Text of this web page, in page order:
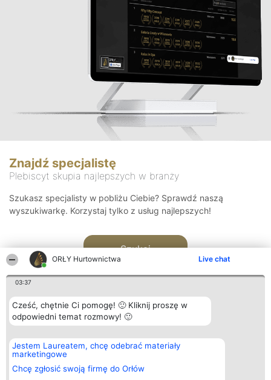
ORŁY Hurtownictwa Live chat
03:37
Cześć, chętnie Ci pomogę! 🙂 Kliknij proszę w
odpowiedni temat rozmowy! 🙂
Jestem Laureatem, chcę odebrać materiały
marketingowe
Chcę zgłosić swoją firmę do Orłów
Znajdź specjalistę
Plebiscyt skupia najlepszych w branży
Szukasz specjalisty w pobliżu Ciebie? Sprawdź naszą
wyszukiwarkę. Korzystaj tylko z usług najlepszych!
Szukaj
Organizator plebiscytu
Bright Side Solutions sp. z o.
o. sp. k.
ul. Ruska 22
Wrocław 50-079
Plebiscyt
Laureaci
wszystkich
Laureatów
Kontakt
Kontakt